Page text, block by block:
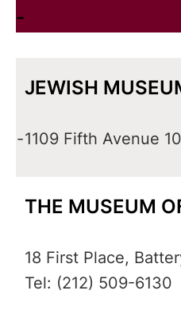
-
JEWISH
-1109 Fifth Avenue
THE MUSEUM
18 First Place,
Tel: (212) 509-6130